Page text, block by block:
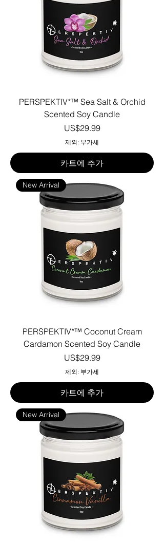
PERSPEKTIV*™️ Sea Salt & Orchid
Scented Soy Candle
가격
US$29.99
제외: 부가세
카트에 추가
New Arrival
PERSPEKTIV*™️ Coconut Cream
Cardamon Scented Soy Candle
가격
US$29.99
제외: 부가세
카트에 추가
New Arrival